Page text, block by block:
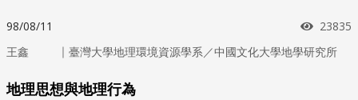
98/08/11 瀏覽次
23835
王鑫 ｜ 臺灣大學地理環境資源學系／中國文化大學地學研究所
地理思想與地理行為